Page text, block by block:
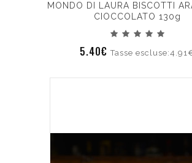
MONDO DI LAURA BISCOTTI
CIOCCOLATO 130g
5.40€Tasse